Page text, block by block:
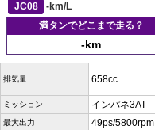
JC08
-km/L
満タンでどこまで走る？
-km
排気量 658cc
ミッション インパネ3AT
最大出力 49ps/5800rpm